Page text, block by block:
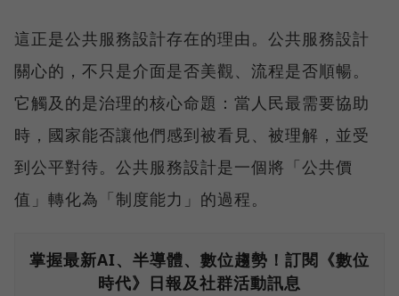
這正是公共服務設計存在的理由。公共服務設計
關心的，不只是介面是否美觀、流程是否順暢。
它觸及的是治理的核心命題：當人民最需要協助
時，國家能否讓他們感到被看見、被理解，並受
到公平對待。公共服務設計是一個將「公共價
值」轉化為「制度能力」的過程。
掌握最新AI、半導體、數位趨勢！訂閱《數位
時代》日報及社群活動訊息